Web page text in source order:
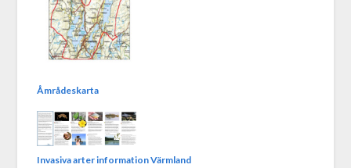
Åmrådeskarta
Invasiva arter information Värmland